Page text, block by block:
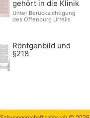
gehört in die Klinik
Unter Berücksichtigung
des Offenburg Urteils
Röntgenbild und
§218